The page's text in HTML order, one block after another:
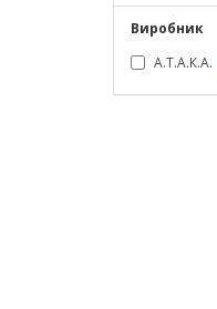
Виробник
А.Т.А.К.А.